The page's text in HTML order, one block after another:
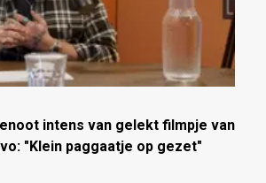
intens van gelekt filmpje van
"Klein paggaatje op gezet"